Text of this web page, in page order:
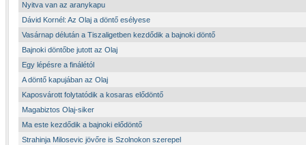
Nyitva van az aranykapu
Dávid Kornél: Az Olaj a döntő esélyese
Vasárnap délután a Tiszaligetben kezdődik a bajnoki döntő
Bajnoki döntőbe jutott az Olaj
Egy lépésre a finálétól
A döntő kapujában az Olaj
Kaposvárott folytatódik a kosaras elődöntő
Magabiztos Olaj-siker
Ma este kezdődik a bajnoki elődöntő
Strahinja Milosevic jövőre is Szolnokon szerepel